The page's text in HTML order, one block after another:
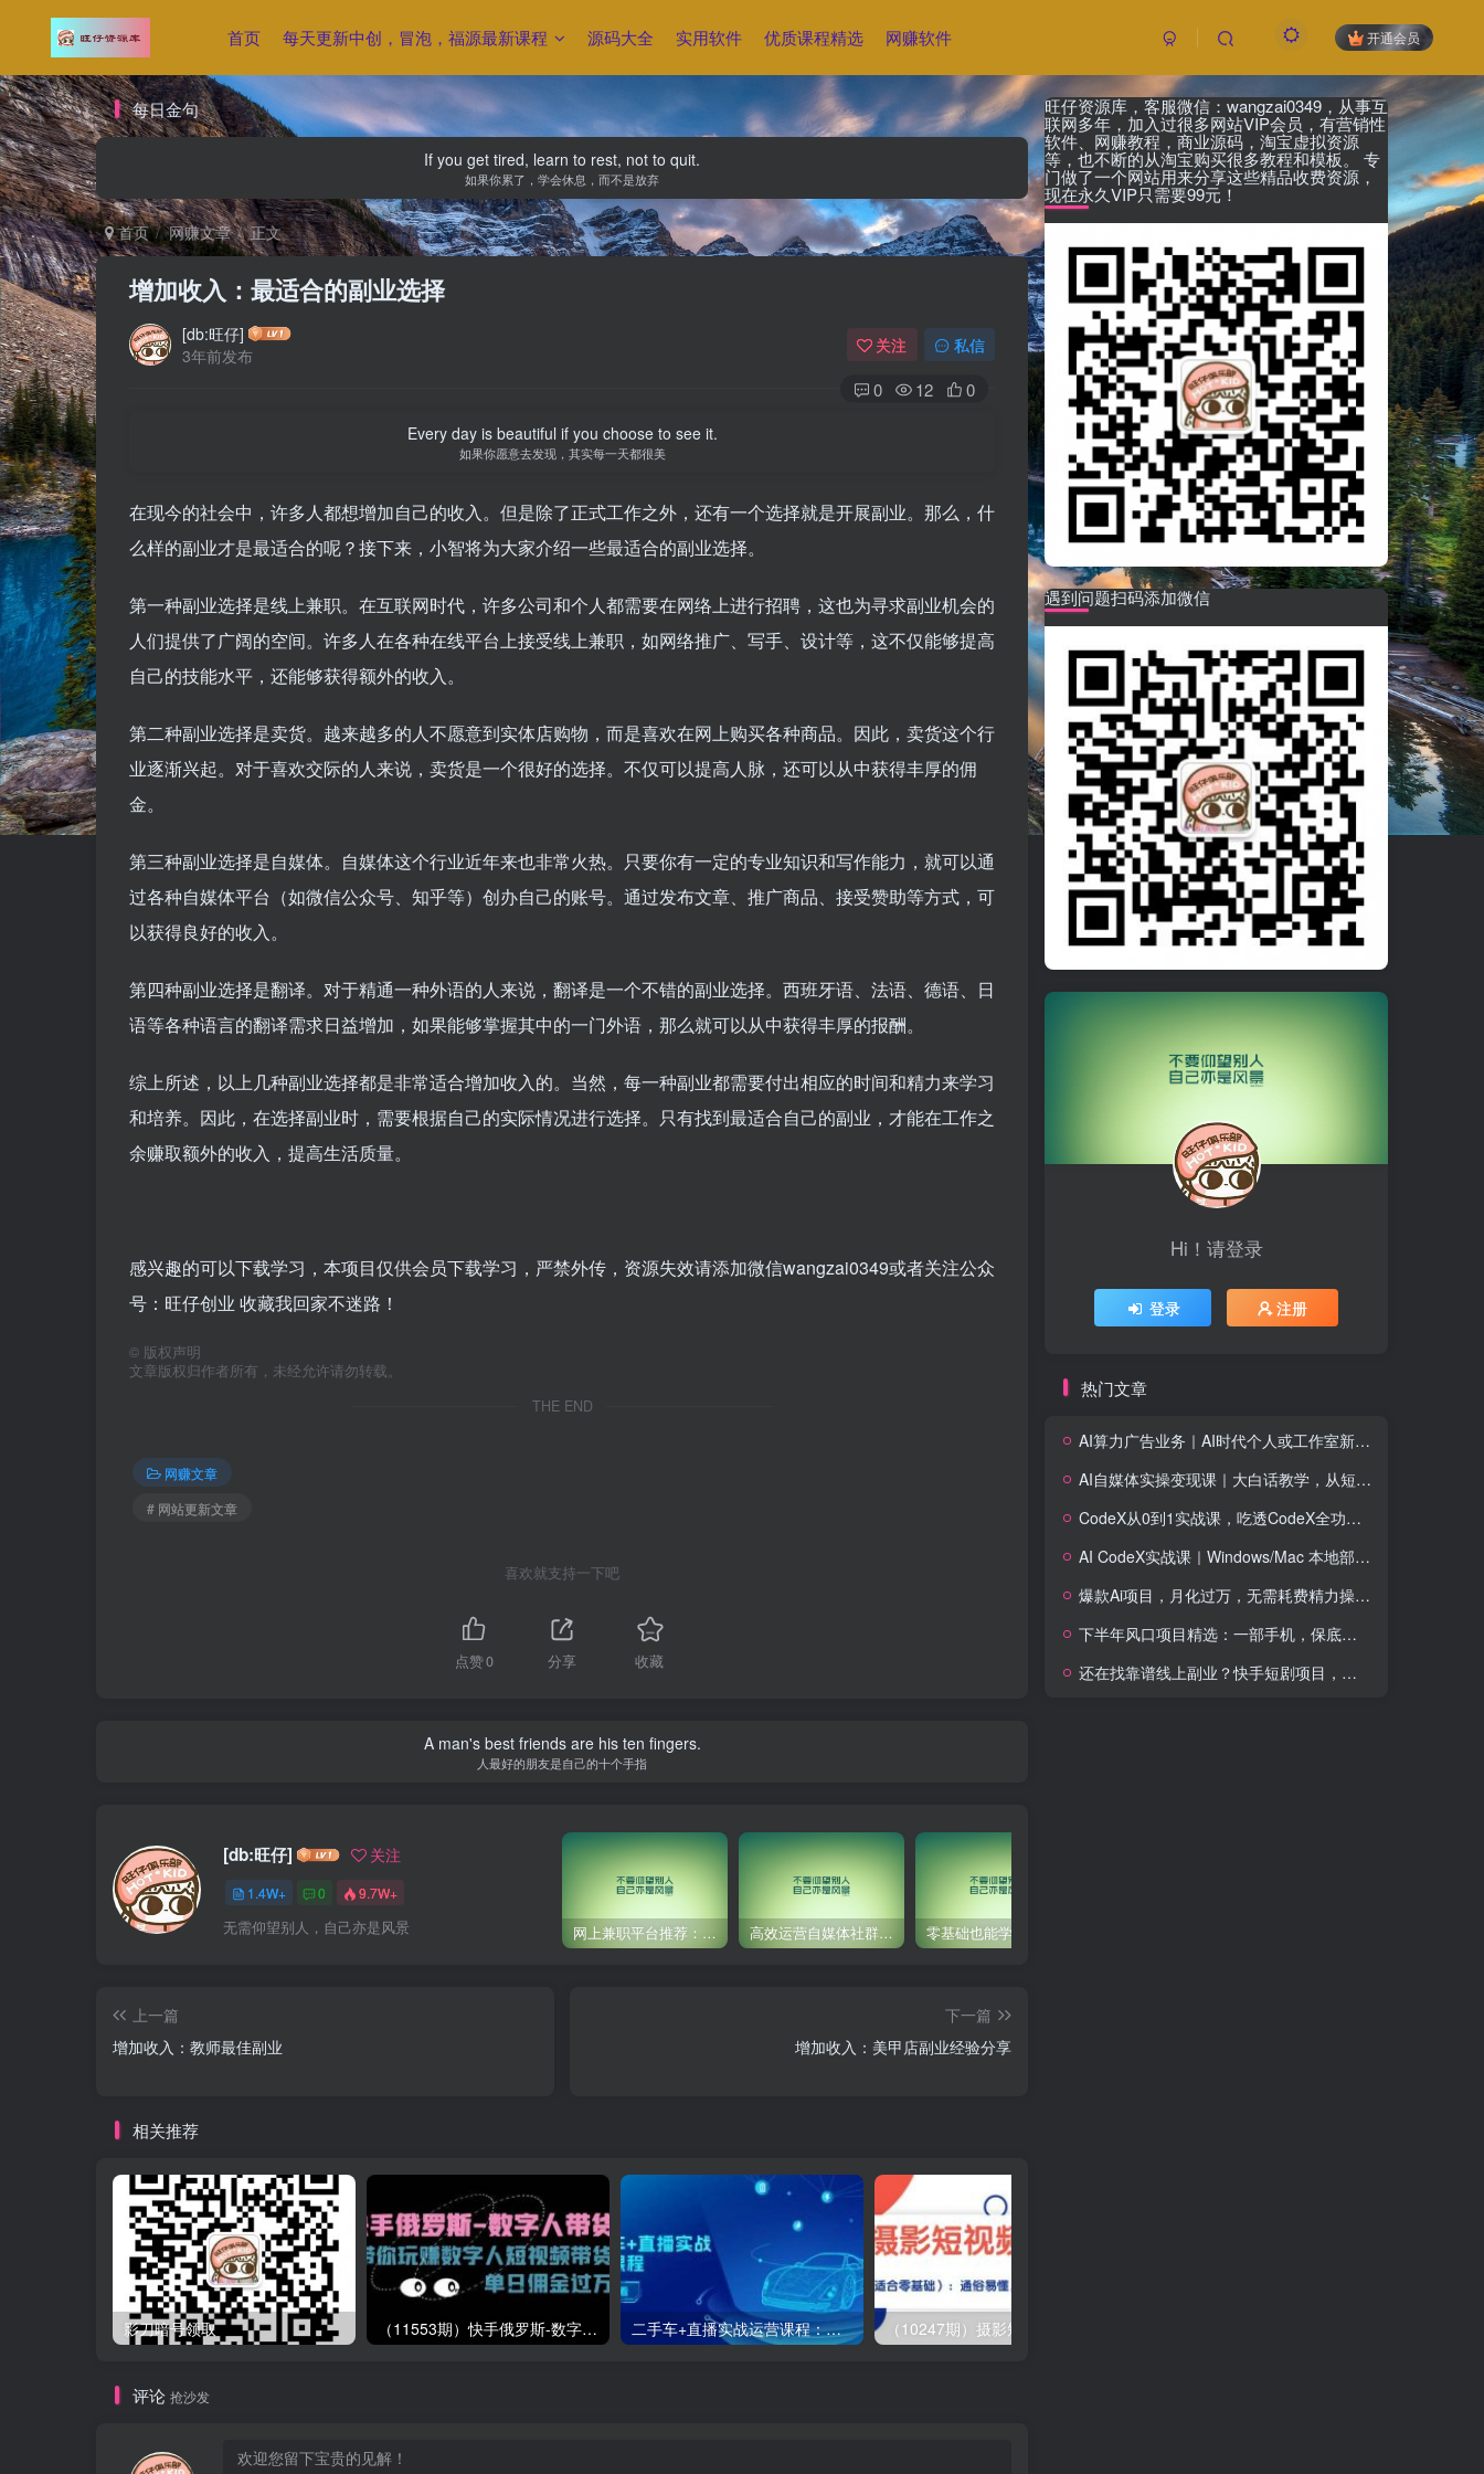
首页 每天更新中创，冒泡，福源最新课程 源码大全 实用软件 优质课程精选 网赚软件 开通会员
每日金句
If you get tired, learn to rest, not to quit.
如果你累了，学会休息，而不是放弃
首页 网赚文章 正文
增加收入：最适合的副业选择
[db:旺仔]
3年前发布
关注 私信
0 12 0
Every day is beautiful if you choose to see it.
如果你愿意去发现，其实每一天都很美
在现今的社会中，许多人都想增加自己的收入。但是除了正式工作之外，还有一个选择就是开展副业。那么，什
么样的副业才是最适合的呢？接下来，小智将为大家介绍一些最适合的副业选择。
第一种副业选择是线上兼职。在互联网时代，许多公司和个人都需要在网络上进行招聘，这也为寻求副业机会的
人们提供了广阔的空间。许多人在各种在线平台上接受线上兼职，如网络推广、写手、设计等，这不仅能够提高
自己的技能水平，还能够获得额外的收入。
第二种副业选择是卖货。越来越多的人不愿意到实体店购物，而是喜欢在网上购买各种商品。因此，卖货这个行
业逐渐兴起。对于喜欢交际的人来说，卖货是一个很好的选择。不仅可以提高人脉，还可以从中获得丰厚的佣
金。
第三种副业选择是自媒体。自媒体这个行业近年来也非常火热。只要你有一定的专业知识和写作能力，就可以通
过各种自媒体平台（如微信公众号、知乎等）创办自己的账号。通过发布文章、推广商品、接受赞助等方式，可
以获得良好的收入。
第四种副业选择是翻译。对于精通一种外语的人来说，翻译是一个不错的副业选择。西班牙语、法语、德语、日
语等各种语言的翻译需求日益增加，如果能够掌握其中的一门外语，那么就可以从中获得丰厚的报酬。
综上所述，以上几种副业选择都是非常适合增加收入的。当然，每一种副业都需要付出相应的时间和精力来学习
和培养。因此，在选择副业时，需要根据自己的实际情况进行选择。只有找到最适合自己的副业，才能在工作之
余赚取额外的收入，提高生活质量。
感兴趣的可以下载学习，本项目仅供会员下载学习，严禁外传，资源失效请添加微信wangzai0349或者关注公众
号：旺仔创业 收藏我回家不迷路！
© 版权声明
文章版权归作者所有，未经允许请勿转载。
THE END
网赚文章
# 网站更新文章
喜欢就支持一下吧
点赞0 分享 收藏
A man's best friends are his ten fingers.
人最好的朋友是自己的十个手指
[db:旺仔] 关注
1.4W+ 0 9.7W+
无需仰望别人，自己亦是风景 网上兼职平台推荐：国外网赚任务！ 高效运营自媒体社群，让内容更有价值！
上一篇
增加收入：教师最佳副业
下一篇
增加收入：美甲店副业经验分享
相关推荐
影刀暗号领取 （11553期）快手俄罗斯-数字人带货，带你玩赚数字人短视频带货，单日佣金过万 二手车+直播实战运营课程：直播推荐/短视频推荐/千川投放/直播全流程
评论 抢沙发
旺仔资源库，客服微信：wangzai0349，从事互
联网多年，加入过很多网站VIP会员，有营销性
软件、网赚教程，商业源码，淘宝虚拟资源
等，也不断的从淘宝购买很多教程和模板。 专
门做了一个网站用来分享这些精品收费资源，
现在永久VIP只需要99元！
遇到问题扫码添加微信
Hi！请登录
登录 注册
热门文章
AI算力广告业务｜AI时代个人或工作室新赛道
AI自媒体实操变现课｜大白话教学，从短剧漫剧到动画制作，零基础也能掌握爆款内容创作与变现全流程
CodeX从0到1实战课，吃透CodeX全功能，零基础AI开发实战，从部署到高阶项目一键落地
AI CodeX实战课｜Windows/Mac 本地部署｜API 对接调通｜Skill 自制｜漫剧剪辑｜网站 VR 项目｜AI项目落地全教程
爆款Ai项目，月化过万，无需耗费精力操作，稳健实现每月增收
下半年风口项目精选：一部手机，保底日入500+，做就有收益，长期稳定！【揭秘】
还在找靠谱线上副业？快手短剧项目，全程自动发布内容，不用熬夜做视频，轻松日入500+【揭秘】